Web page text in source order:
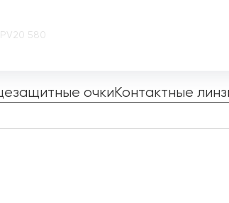
580
очкиКонтактные